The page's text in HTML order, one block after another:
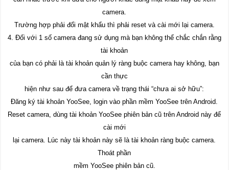
camera.
Trường hợp phải đổi mật khẩu thì phải reset và cài mới lại camera.
4. Đối với 1 số camera đang sử dụng mà bạn không thể chắc chắn rằng
tài khoản
của bạn có phải là tài khoản quản lý ràng buộc camera hay không, bạn
cần thực
hiện như sau để đưa camera về trạng thái “chưa ai sở hữu”:
Đăng ký tài khoản YooSee, login vào phần mềm YooSee trên Android.
Reset camera, dùng tài khoản YooSee phiên bản cũ trên Android này để
cài mới
lại camera. Lúc này tài khoản này sẽ là tài khoản ràng buộc camera.
Thoát phần
mềm YooSee phiên bản cũ.